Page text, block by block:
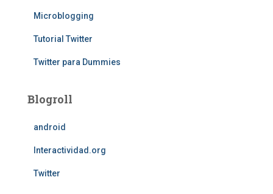
Microblogging
Tutorial Twitter
Twitter para Dummies
Blogroll
android
Interactividad.org
Twitter